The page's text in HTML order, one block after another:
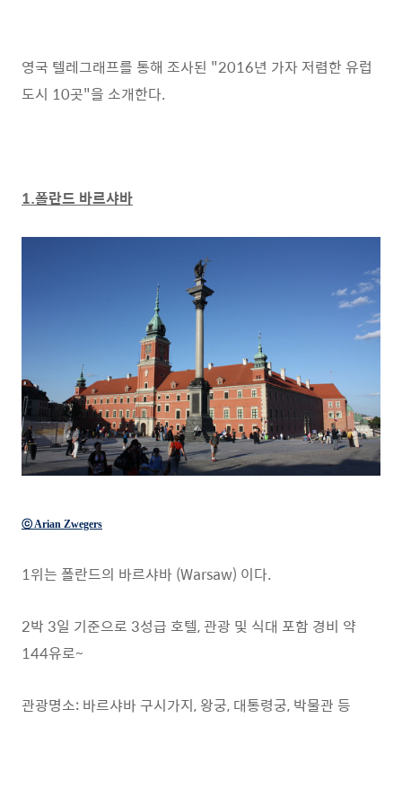
영국 텔레그래프를 통해 조사된 "2016년 가자 저렴한 유럽
도시 10곳"을 소개한다.
1.폴란드 바르샤바
ⓒ Arian Zwegers
1위는 폴란드의 바르샤바 (Warsaw) 이다.
2박 3일 기준으로 3성급 호텔, 관광 및 식대 포함 경비 약
144유로~
관광명소: 바르샤바 구시가지, 왕궁, 대통령궁, 박물관 등